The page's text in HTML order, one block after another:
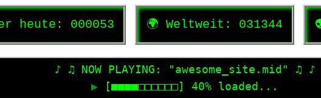
0 ✨
heute: 000053 🌍 Weltweit: 031346
♪ ♫ NOW PLAYING: "awesome_site.mid" ♫ ♪
▶ [■■■■□□□□□□] 40% loaded...